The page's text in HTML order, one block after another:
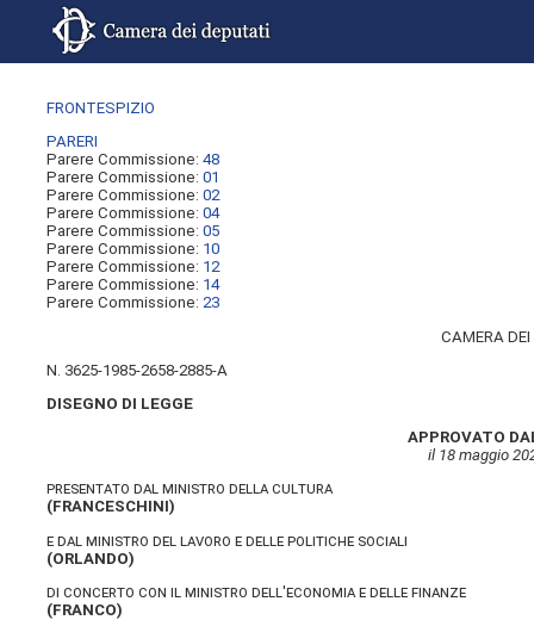
FRONTESPIZIO
PARERI
Parere Commissione:48
Parere Commissione:01
Parere Commissione:02
Parere Commissione:04
Parere Commissione:05
Parere Commissione: 10
Parere Commissione: 12
Parere Commissione: 14
Parere Commissione:23
CAMERA
N. 3625-1985-2658-2885-A
DISEGNO DI LEGGE
APPROVATO
il 18 maggio
presentato dal ministro della cultura
(FRANCESCHINI)
e dal ministro del lavoro e delle politiche sociali
(ORLANDO)
di concerto con il ministro dell'economia e delle finanze
(FRANCO)